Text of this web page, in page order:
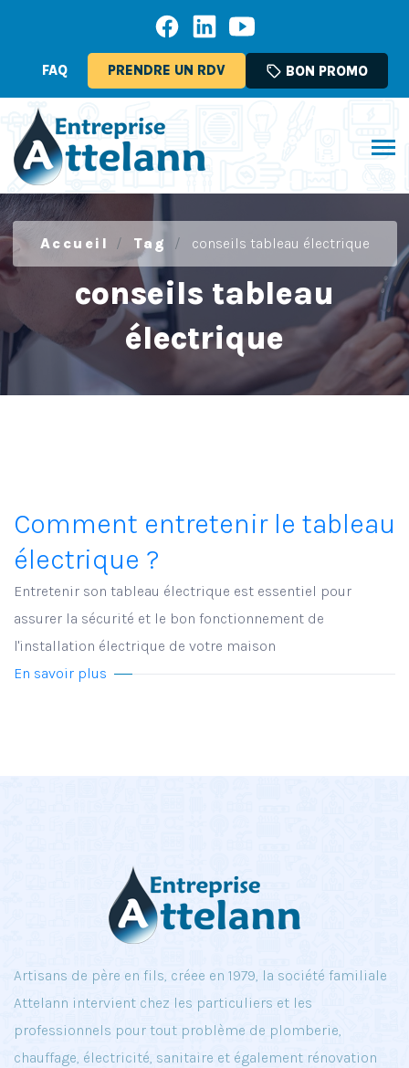
FAQ PRENDRE UN RDV sell BON PROMO
Accueil Tag conseils tableau électrique
conseils tableau
électrique
Comment entretenir le tableau
électrique ?
Entretenir son tableau électrique est essentiel pour
assurer la sécurité et le bon fonctionnement de
l'installation électrique de votre maison
En savoir plus
Artisans de père en fils, créee en 1979, la société familiale
Attelann intervient chez les particuliers et les
professionnels pour tout problème de plomberie,
chauffage, électricité, sanitaire et également rénovation